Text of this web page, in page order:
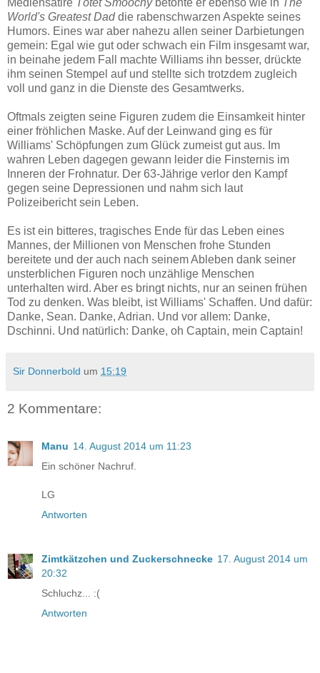
Mediensatire Tötet Smoochybetonte er ebenso wie in The
World's Greatest Daddie rabenschwarzen Aspekte seines
Humors. Eines war aber nahezu allen seiner Darbietungen
gemein: Egal wie gut oder schwach ein Film insgesamt war,
in beinahe jedem Fall machte Williams ihn besser, drückte
ihm seinen Stempel auf und stellte sich trotzdem zugleich
voll und ganz in die Dienste des Gesamtwerks.
Oftmals zeigten seine Figuren zudem die Einsamkeit hinter
einer fröhlichen Maske. Auf der Leinwand ging es für
Williams' Schöpfungen zum Glück zumeist gut aus. Im
wahren Leben dagegen gewann leider die Finsternis im
Inneren der Frohnatur. Der 63-Jährige verlor den Kampf
gegen seine Depressionen und nahm sich laut
Polizeibericht sein Leben.
Es ist ein bitteres, tragisches Ende für das Leben eines
Mannes, der Millionen von Menschen frohe Stunden
bereitete und der auch nach seinem Ableben dank seiner
unsterblichen Figuren noch unzählige Menschen
unterhalten wird. Aber es bringt nichts, nur an seinen frühen
Tod zu denken. Was bleibt, ist Williams' Schaffen. Und dafür:
Danke, Sean. Danke, Adrian. Und vor allem: Danke,
Dschinni. Und natürlich: Danke, oh Captain, mein Captain!
Sir Donnerbold um 15:19
2 Kommentare:
Manu 14. August 2014 um 11:23
Ein schöner Nachruf.
LG
Antworten
Zimtkätzchen und Zuckerschnecke 17. August 2014 um
20:32
Schluchz... :(
Antworten